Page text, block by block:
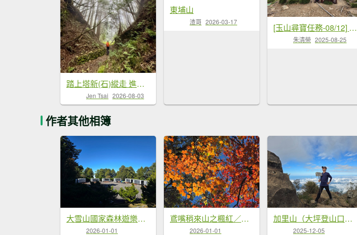
踏上塔新(石)縱走 進入美麗魔幻森林
Jen Tsai 2026-08-03
東埔山
渣哥 2026-03-17
[玉山尋寶任務-08/12] 2025_0824 鹿林山步道_鹿林前山
朱清榮 2025-08-25
作者其他相簿
大雪山國家森林遊樂區賞楓／看神木／賞雪白山頭／賞大景
2026-01-01
鳶嘴稍來山之楓紅／雲海
2026-01-01
加里山（大坪登山口大O繞）
2025-12-05